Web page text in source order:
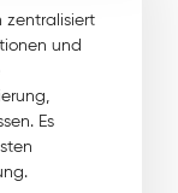
zentralisiert
und
Es